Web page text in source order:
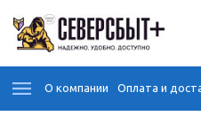
О компании Оплата и